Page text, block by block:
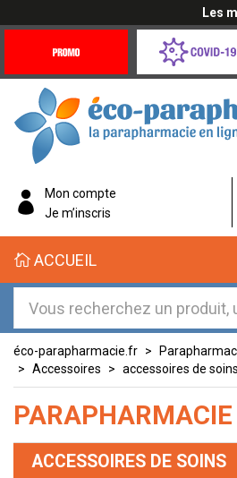
Les
Offres
Coronavirus
éco-
éco-
Mon compte
Je m’inscris
ACCUEIL
éco-parapharmacie.fr
Accessoires
accessoires de soins
PARAPHARMACIE
ACCESSOIRES DE SOINS